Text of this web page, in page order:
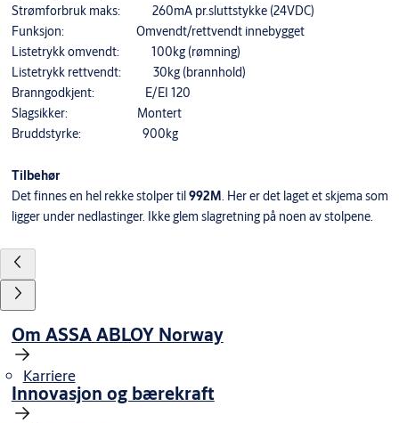
Strømforbruk maks: 260mA pr.sluttstykke (24VDC)
Funksjon: Omvendt/rettvendt innebygget
Listetrykk omvendt: 100kg (rømning)
Listetrykk rettvendt: 30kg (brannhold)
Branngodkjent: E/EI 120
Slagsikker: Montert
Bruddstyrke: 900kg
Tilbehør
Det finnes en hel rekke stolper til 992M. Her er det laget et skjema som
ligger under nedlastinger. Ikke glem slagretning på noen av stolpene.
Om ASSA ABLOY Norway
Karriere
Innovasjon og bærekraft